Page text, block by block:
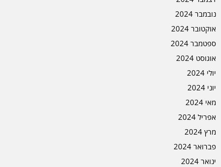
נובמבר 2024
אוקטובר 2024
ספטמבר 2024
אוגוסט 2024
יולי 2024
יוני 2024
מאי 2024
אפריל 2024
מרץ 2024
פברואר 2024
ינואר 2024